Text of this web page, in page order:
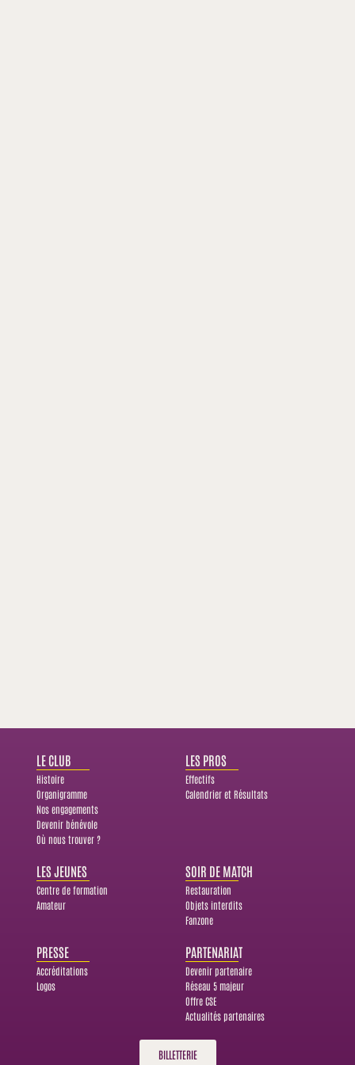
LE CLUB
Histoire
Organigramme
Nos engagements
Devenir bénévole
Où nous trouver ?
LES PROS
Effectifs
Calendrier et Résultats
LES JEUNES
Centre de formation
Amateur
SOIR DE MATCH
Restauration
Objets interdits
Fanzone
PRESSE
Accréditations
Logos
PARTENARIAT
Devenir partenaire
Réseau 5 majeur
Offre CSE
Actualités partenaires
BILLETTERIE